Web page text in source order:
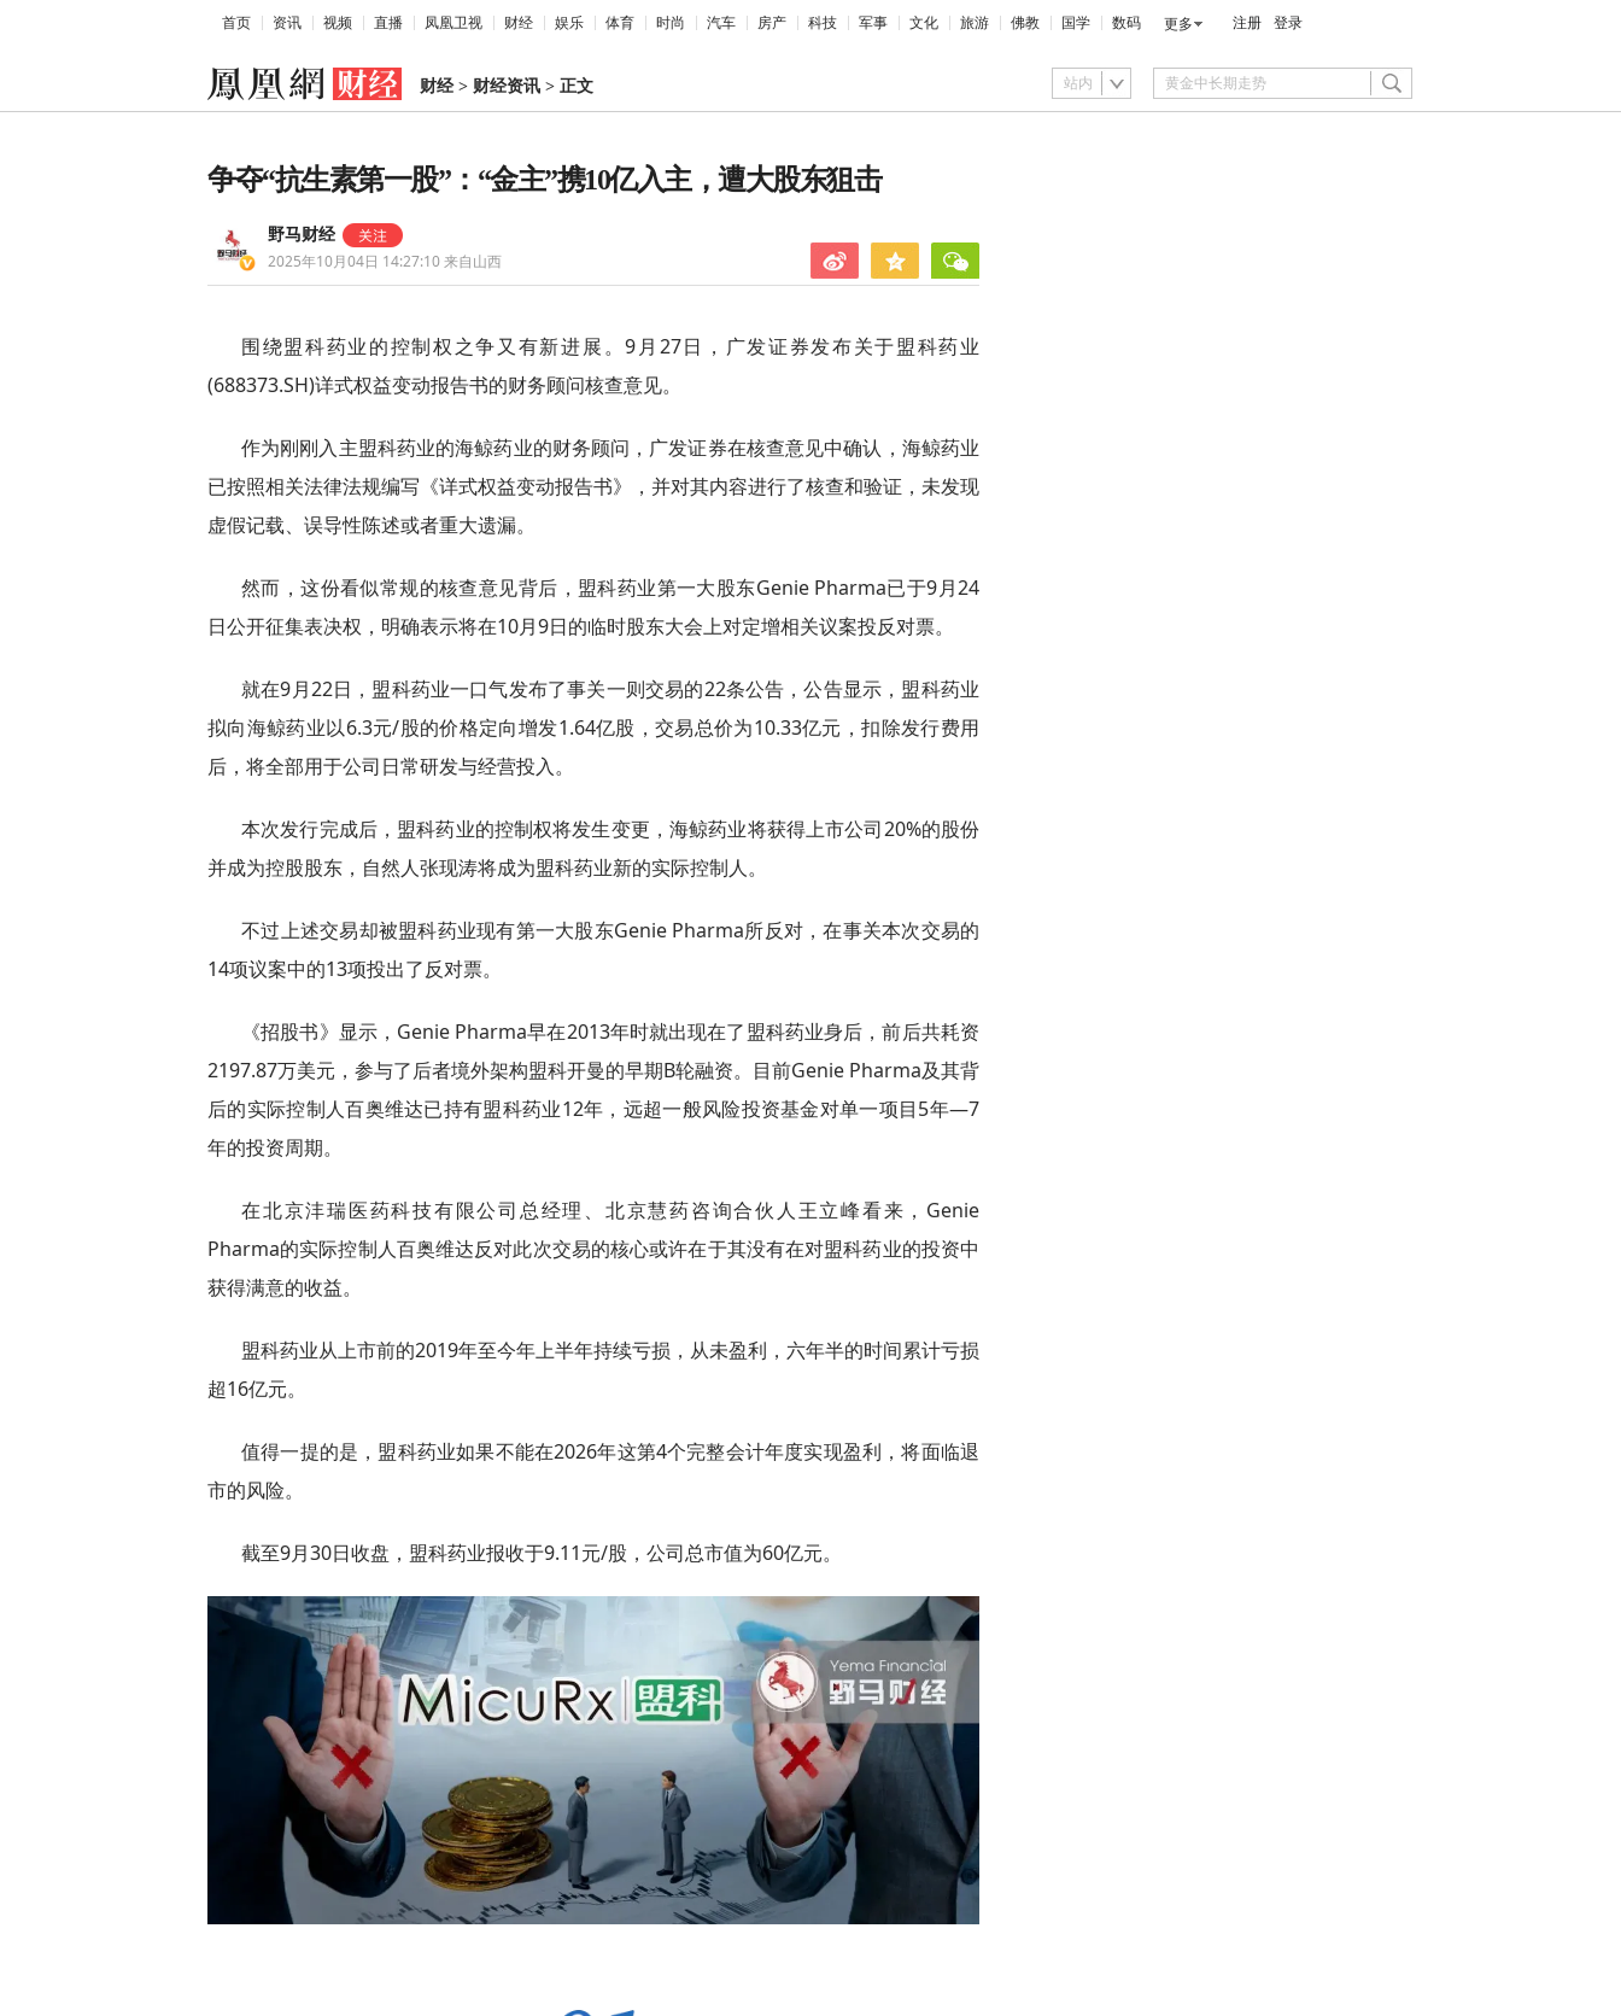
首页 资讯 视频 直播 凤凰卫视 财经 娱乐 体育 时尚 汽车 房产 科技 军事 文化 旅游 佛教 国学 数码 更多 注册 登录
财经> 财经资讯 > 正文 站内
争夺“抗生素第一股”：“金主”携10亿入主，遭大股东狙击
野马财经
2025年10月04日 14:27:10来自山西
围绕盟科药业的控制权之争又有新进展。9月27日，广发证券发布关于盟科药业
(688373.SH)详式权益变动报告书的财务顾问核查意见。
作为刚刚入主盟科药业的海鲸药业的财务顾问，广发证券在核查意见中确认，海鲸药业
已按照相关法律法规编写《详式权益变动报告书》，并对其内容进行了核查和验证，未发现
虚假记载、误导性陈述或者重大遗漏。
然而，这份看似常规的核查意见背后，盟科药业第一大股东Genie Pharma已于9月24
日公开征集表决权，明确表示将在10月9日的临时股东大会上对定增相关议案投反对票。
就在9月22日，盟科药业一口气发布了事关一则交易的22条公告，公告显示，盟科药业
拟向海鲸药业以6.3元/股的价格定向增发1.64亿股，交易总价为10.33亿元，扣除发行费用
后，将全部用于公司日常研发与经营投入。
本次发行完成后，盟科药业的控制权将发生变更，海鲸药业将获得上市公司20%的股份
并成为控股股东，自然人张现涛将成为盟科药业新的实际控制人。
不过上述交易却被盟科药业现有第一大股东Genie Pharma所反对，在事关本次交易的
14项议案中的13项投出了反对票。
《招股书》显示，Genie Pharma早在2013年时就出现在了盟科药业身后，前后共耗资
2197.87万美元，参与了后者境外架构盟科开曼的早期B轮融资。目前Genie Pharma及其背
后的实际控制人百奥维达已持有盟科药业12年，远超一般风险投资基金对单一项目5年—7
年的投资周期。
在北京沣瑞医药科技有限公司总经理、北京慧药咨询合伙人王立峰看来，Genie
Pharma的实际控制人百奥维达反对此次交易的核心或许在于其没有在对盟科药业的投资中
获得满意的收益。
盟科药业从上市前的2019年至今年上半年持续亏损，从未盈利，六年半的时间累计亏损
超16亿元。
值得一提的是，盟科药业如果不能在2026年这第4个完整会计年度实现盈利，将面临退
市的风险。
截至9月30日收盘，盟科药业报收于9.11元/股，公司总市值为60亿元。